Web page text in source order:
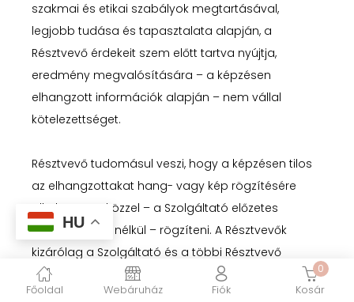
Főoldal Webáruház Fiók
0
Kosár
szakmai és etikai szabályok megtartásával,
legjobb tudása és tapasztalata alapján, a
Résztvevő érdekeit szem előtt tartva nyújtja,
eredmény megvalósítására – a képzésen
elhangzott információk alapján – nem vállal
kötelezettséget.
Résztvevő tudomásul veszi, hogy a képzésen tilos
az elhangzottakat hang- vagy kép rögzítésére
alkalmas eszközzel – a Szolgáltató előzetes
hozzájárulása nélkül – rögzíteni. A Résztvevők
kizárólag a Szolgáltató és a többi Résztvevő
előzetes hozzájárulásával jogosultak felvételeket
készíteni a képzés során.
HU